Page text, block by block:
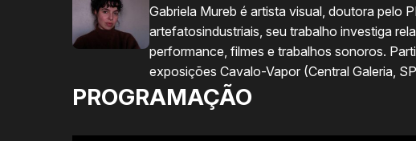
Gabriela Mureb é artista visual, doutora pelo
artefatosindustriais, seu trabalho investiga
performance, filmes e trabalhos sonoros.
exposições Cavalo-Vapor (Central Galeria,
PROGRAMAÇÃO